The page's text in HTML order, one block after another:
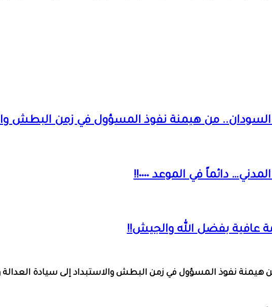
من هيمنة نفوذ المسؤول في زمن البطش
دائماً في الموعد ٠٠٠٠!!
عافية بفضل الله والجيش!!
هيمنة نفوذ المسؤول في زمن البطش والاستبداد إلى سيادة العدالة